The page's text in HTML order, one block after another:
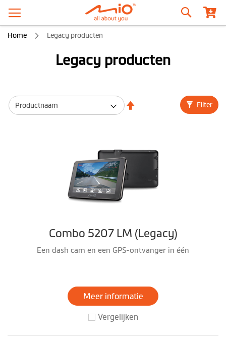
Zoeken
Home Legacy producten
Legacy producten
sorteren
Combo 5207 LM (Legacy)
Een dash cam en een GPS-ontvanger in één
Meer informatie
Vergelijken
Filter